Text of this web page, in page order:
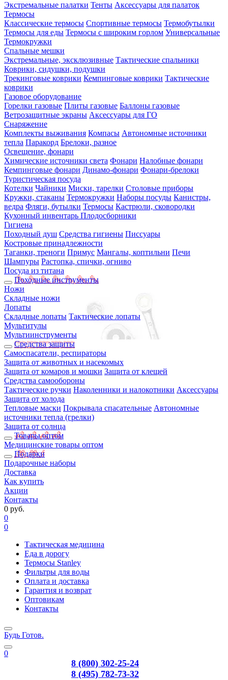
Экстремальные палатки Тенты Аксессуары для палаток
Термосы
Классические термосы Спортивные термосы Термобутылки
Термосы для еды Термосы с широким горлом Универсальные
Термокружки
Спальные мешки
Экстремальные, эксклюзивные Тактические спальники
Коврики, сидушки, подушки
Трекинговые коврики Кемпинговые коврики Тактические
коврики
Газовое оборудование
Горелки газовые Плиты газовые Баллоны газовые
Ветрозащитные экраны Аксессуары для ГО
Снаряжение
Комплекты выживания Компасы Автономные источники
тепла Паракорд Брелоки, разное
Освещение, фонари
Химические источники света Фонари Налобные фонари
Кемпинговые фонари Динамо-фонари Фонари-брелоки
Туристическая посуда
Котелки Чайники Миски, тарелки Столовые приборы
Кружки, стаканы Термокружки Наборы посуды Канистры,
ведра Фляги, бутылки Термосы Кастрюли, сковородки
Кухонный инвентарь Плодосборники
Гигиена
Походный душ Средства гигиены Писсуары
Костровые принадлежности
Таганки, треноги Примус Мангалы, коптильни Печи
Шампуры Растопка, спички, огниво
Посуда из титана
Походные инструменты
Ножи
Складные ножи
Лопаты
Складные лопаты Тактические лопаты
Мультитулы
Мультиинструменты
Средства защиты
Самоспасатели, респираторы
Защита от животных и насекомых
Защита от комаров и мошки Защита от клещей
Средства самообороны
Тактические ручки Наколенники и налокотники Аксессуары
Защита от холода
Тепловые маски Покрывала спасательные Автономные
источники тепла (грелки)
Защита от солнца
Товары оптом
Медицинские товары оптом
Подарки
Подарочные наборы
Доставка
Как купить
Акции
Контакты
0 руб.
0
0
Тактическая медицина
Еда в дорогу
Термосы Stanley
Фильтры для воды
Оплата и доставка
Гарантия и возврат
Оптовикам
Контакты
Будь Готов.
0
8 (800) 302-25-24
8 (495) 782-73-32